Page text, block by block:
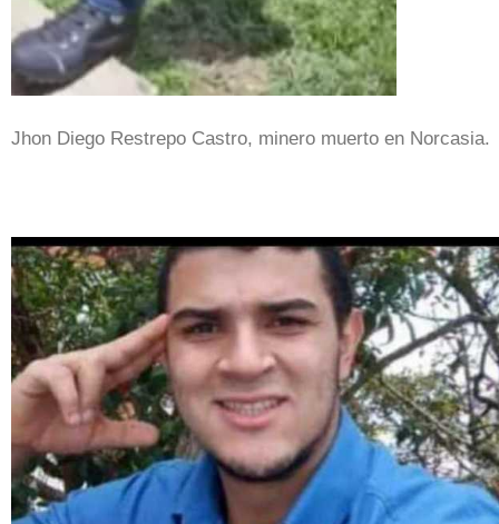
Jhon Diego Restrepo Castro, minero muerto en Norcasia.